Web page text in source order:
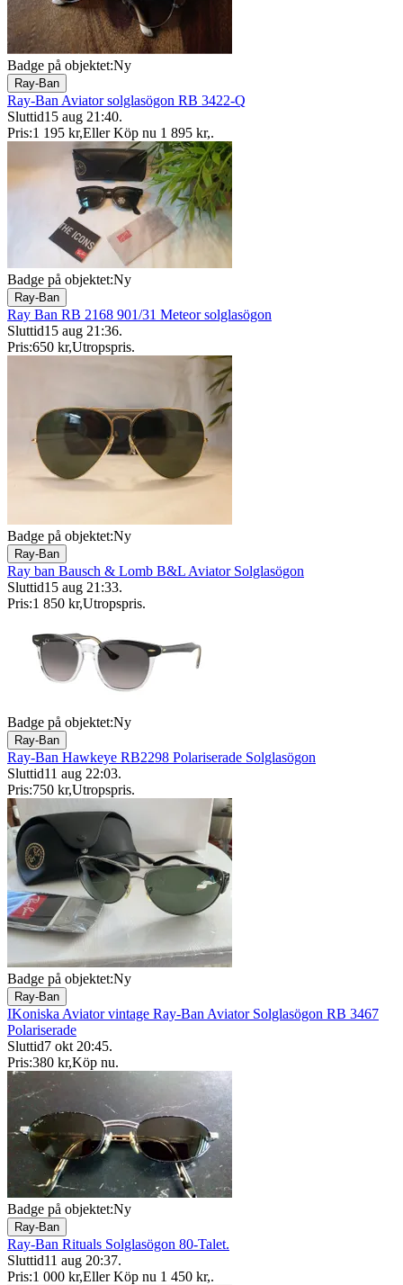
Badge på objektet:Ny
Ray-Ban
Ray-Ban Aviator solglasögon RB 3422-Q
Sluttid15 aug 21:40.
Pris:1 195 kr,Eller Köp nu 1 895 kr,.
Badge på objektet:Ny
Ray-Ban
Ray Ban RB 2168 901/31 Meteor solglasögon
Sluttid15 aug 21:36.
Pris:650 kr,Utropspris.
Badge på objektet:Ny
Ray-Ban
Ray ban Bausch & Lomb B&L Aviator Solglasögon
Sluttid15 aug 21:33.
Pris:1 850 kr,Utropspris.
Badge på objektet:Ny
Ray-Ban
Ray-Ban Hawkeye RB2298 Polariserade Solglasögon
Sluttid11 aug 22:03.
Pris:750 kr,Utropspris.
Badge på objektet:Ny
Ray-Ban
IKoniska Aviator vintage Ray-Ban Aviator Solglasögon RB 3467
Polariserade
Sluttid7 okt 20:45.
Pris:380 kr,Köp nu.
Badge på objektet:Ny
Ray-Ban
Ray-Ban Rituals Solglasögon 80-Talet.
Sluttid11 aug 20:37.
Pris:1 000 kr,Eller Köp nu 1 450 kr,.